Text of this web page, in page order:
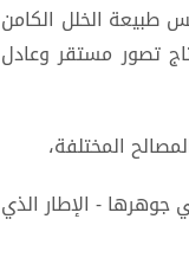
طبيعة الخلل الكامن
تصور مستقر وعادل
المختلفة،
جوهرها - الإطار الذي